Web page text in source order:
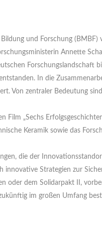
und Forschung
Annette
Forschungslandschaft
In die
Von zentraler Bedeutung
„Sechs
Keramik sowie das
die der
innovative Strategien zur
oder dem Solidarpakt II,
im großen Umfang